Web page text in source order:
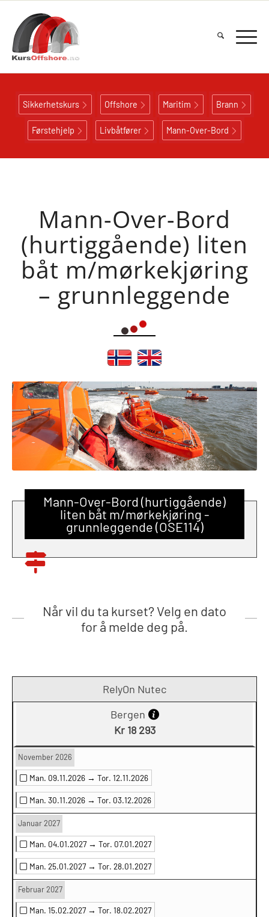
Sikkerhetskurs Offshore Maritim Brann
Førstehjelp Livbåtfører Mann-Over-Bord
Mann-Over-Bord
(hurtiggående) liten
båt m/mørkekjøring
– grunnleggende
Mann-Over-Bord (hurtiggående)
liten båt m/mørkekjøring -
grunnleggende (OSE114)
Når vil du ta kurset? Velg en dato
for å melde deg på.
RelyOn Nutec
Bergen
Kr 18 293
November 2026
Man. 09.11.2026 → Tor. 12.11.2026
Man. 30.11.2026 → Tor. 03.12.2026
Januar 2027
Man. 04.01.2027 → Tor. 07.01.2027
Man. 25.01.2027 → Tor. 28.01.2027
Februar 2027
Man. 15.02.2027 → Tor. 18.02.2027